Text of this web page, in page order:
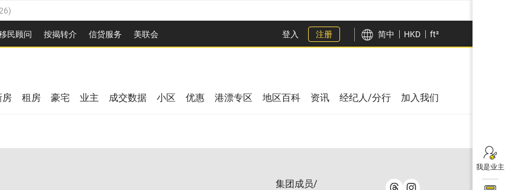
)
民顾问 按揭转介 信贷服务 美联会 登入 注册 简中 HKD ft²
我是业主
房 租房 豪宅 业主 成交数据 小区 优惠 港漂专区 地区百科 资讯 经纪人/分行 加入我们
集团成员/